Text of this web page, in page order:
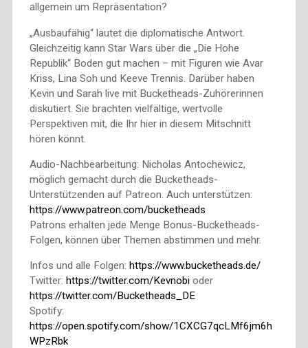
allgemein um Repräsentation?
„Ausbaufähig“ lautet die diplomatische Antwort.
Gleichzeitig kann Star Wars über die „Die Hohe
Republik“ Boden gut machen – mit Figuren wie Avar
Kriss, Lina Soh und Keeve Trennis. Darüber haben
Kevin und Sarah live mit Bucketheads-Zuhörerinnen
diskutiert. Sie brachten vielfältige, wertvolle
Perspektiven mit, die Ihr hier in diesem Mitschnitt
hören könnt.
Audio-Nachbearbeitung: Nicholas Antochewicz,
möglich gemacht durch die Bucketheads-
Unterstützenden auf Patreon. Auch unterstützen:
https://www.patreon.com/bucketheads
Patrons erhalten jede Menge Bonus-Bucketheads-
Folgen, können über Themen abstimmen und mehr.
Infos und alle Folgen: https://www.bucketheads.de/
Twitter: https://twitter.com/Kevnobioder
https://twitter.com/Bucketheads_DE
Spotify:
https://open.spotify.com/show/1CXCG7qcLMf6jm6h
WPzRbk